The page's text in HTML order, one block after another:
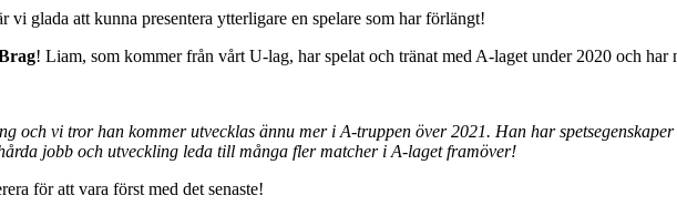
glada att kunna presentera ytterligare en spelare som har förlängt!
! Liam, som kommer från vårt U-lag, har spelat och tränat med A-laget under 2020 och har
och vi tror han kommer utvecklas ännu mer i A-truppen över 2021. Han har
jobb och utveckling leda till många fler matcher i A-laget framöver!
för att vara först med det senaste!